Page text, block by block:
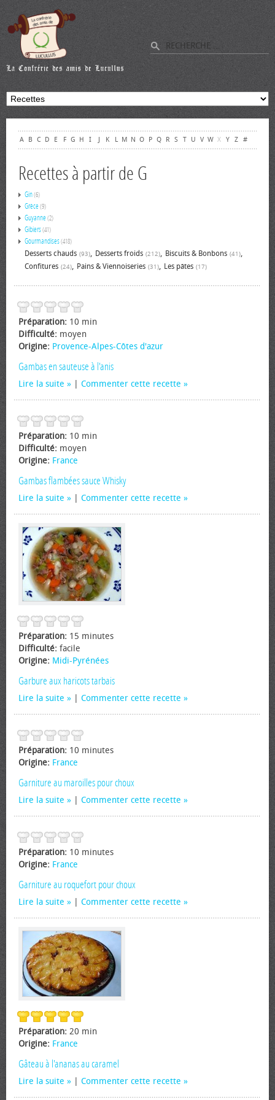
A B C D E F G H I J K L M N O P Q R S T U V W X Y Z #
Recettes à partir de G
Gin(6)
Grèce(9)
Guyanne(2)
Gibiers(41)
Gourmandises(418)
Desserts chauds (93), Desserts froids (212), Biscuits & Bonbons (41),
Confitures (24), Pains & Viennoiseries (31), Les pâtes (17)
Préparation: 10 min
Difficulté: moyen
Origine: Provence-Alpes-Côtes d'azur
Gambas en sauteuse à l'anis
Lire la suite Commenter cette recette
Préparation: 10 min
Difficulté: moyen
Origine: France
Gambas flambées sauce Whisky
Lire la suite Commenter cette recette
Préparation: 15 minutes
Difficulté: facile
Origine: Midi-Pyrénées
Garbure aux haricots tarbais
Lire la suite Commenter cette recette
Préparation: 10 minutes
Origine: France
Garniture au maroilles pour choux
Lire la suite Commenter cette recette
Préparation: 10 minutes
Origine: France
Garniture au roquefort pour choux
Lire la suite Commenter cette recette
Préparation: 20 min
Origine: France
Gâteau à l'ananas au caramel
Lire la suite Commenter cette recette